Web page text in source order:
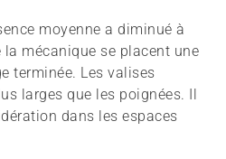
moyenne a diminué à
mécanique se placent une
terminée. Les valises
larges que les poignées. Il
dans les espaces